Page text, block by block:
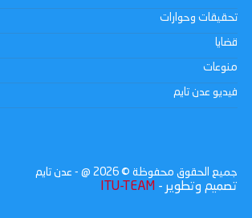
تحقيقات وحوارات
قضايا
منوعات
فيديو عدن تايم
جميع الحقوق محفوظة © 2026 @ - عدن تايم
تصميم وتطوير - ITU-TEAM